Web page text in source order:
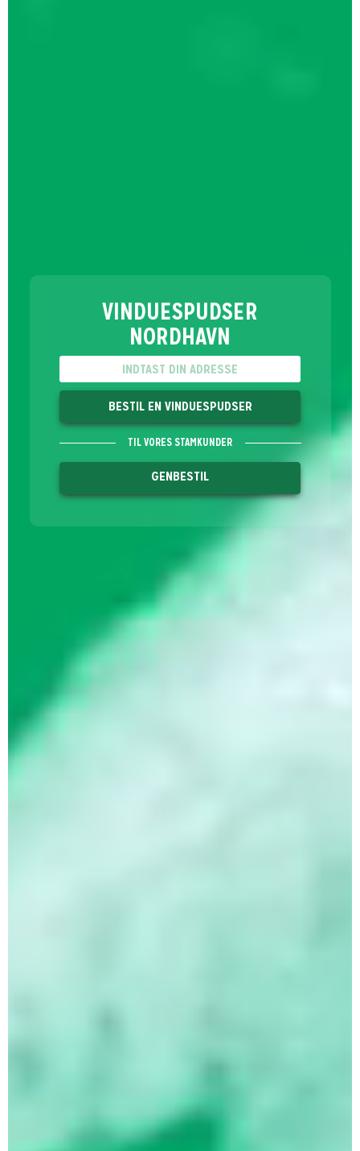
VINDUESPUDSER
NORDHAVN
BESTIL EN VINDUESPUDSER
TIL VORES STAMKUNDER
GENBESTIL